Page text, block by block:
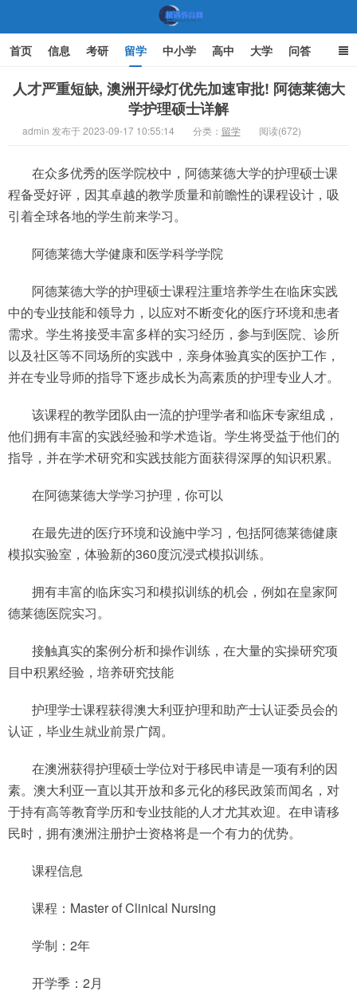
机遇教育网
首页 信息 考研 留学 中小学 高中 大学 问答
文化 家庭教育
人才严重短缺, 澳洲开绿灯优先加速审批! 阿徳莱徳大
学护理硕士详解
admin 发布于 2023-09-17 10:55:14 分类： 留学 阅读(672)
在众多优秀的医学院校中，阿德莱德大学的护理硕士课
程备受好评，因其卓越的教学质量和前瞻性的课程设计，吸
引着全球各地的学生前来学习。
阿德莱德大学健康和医学科学学院
阿德莱德大学的护理硕士课程注重培养学生在临床实践
中的专业技能和领导力，以应对不断变化的医疗环境和患者
需求。学生将接受丰富多样的实习经历，参与到医院、诊所
以及社区等不同场所的实践中，亲身体验真实的医护工作，
并在专业导师的指导下逐步成长为高素质的护理专业人才。
该课程的教学团队由一流的护理学者和临床专家组成，
他们拥有丰富的实践经验和学术造诣。学生将受益于他们的
指导，并在学术研究和实践技能方面获得深厚的知识积累。
在阿德莱德大学学习护理，你可以
在最先进的医疗环境和设施中学习，包括阿德莱德健康
模拟实验室，体验新的360度沉浸式模拟训练。
拥有丰富的临床实习和模拟训练的机会，例如在皇家阿
德莱德医院实习。
接触真实的案例分析和操作训练，在大量的实操研究项
目中积累经验，培养研究技能
护理学士课程获得澳大利亚护理和助产士认证委员会的
认证，毕业生就业前景广阔。
在澳洲获得护理硕士学位对于移民申请是一项有利的因
素。澳大利亚一直以其开放和多元化的移民政策而闻名，对
于持有高等教育学历和专业技能的人才尤其欢迎。在申请移
民时，拥有澳洲注册护士资格将是一个有力的优势。
课程信息
课程：Master of Clinical Nursing
学制：2年
开学季：2月